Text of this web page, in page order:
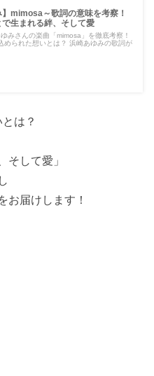
】mimosa～歌詞の意味を考察！
生まれる絆、そして愛
みさんの楽曲「mimosa」を徹底考察！
められた想いとは？ 浜崎あゆみの歌詞が
は？
そして愛」
お届けします！